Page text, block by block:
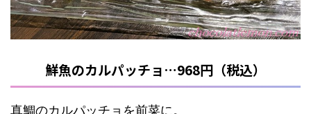
鮮魚のカルパッチョ…968円（税込）
真鯛のカルパッチョを前菜に。